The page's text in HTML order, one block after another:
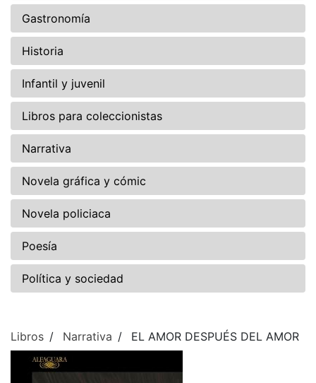
Gastronomía
Historia
Infantil y juvenil
Libros para coleccionistas
Narrativa
Novela gráfica y cómic
Novela policiaca
Poesía
Política y sociedad
Libros Narrativa EL AMOR DESPUÉS DEL AMOR